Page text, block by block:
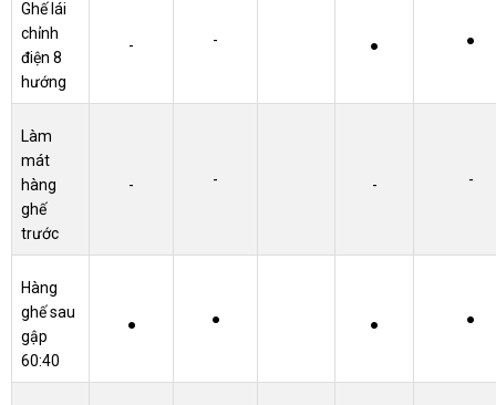
Ghế lái
chỉnh
điện 8
hướng
- - ● ●
Làm
mát
hàng
ghế
trước
- - - -
Hàng
ghế sau
gập
60:40
● ● ● ●